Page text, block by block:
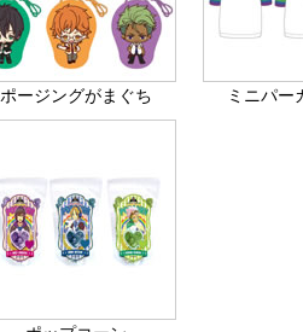
ポージングがまぐち ミニパー